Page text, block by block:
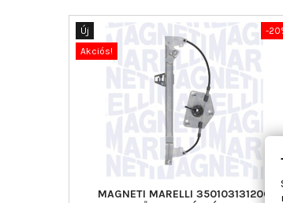
-
Új
Akciós!
MAGNETI MARELLI 350103131200